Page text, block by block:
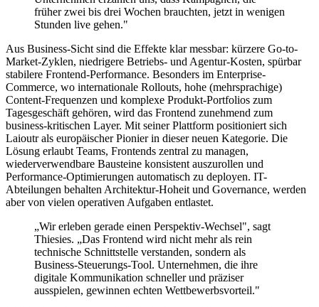
früher zwei bis drei Wochen brauchten, jetzt in wenigen
Stunden live gehen."
Aus Business-Sicht sind die Effekte klar messbar: kürzere Go-to-
Market-Zyklen, niedrigere Betriebs- und Agentur-Kosten, spürbar
stabilere Frontend-Performance. Besonders im Enterprise-
Commerce, wo internationale Rollouts, hohe (mehrsprachige)
Content-Frequenzen und komplexe Produkt-Portfolios zum
Tagesgeschäft gehören, wird das Frontend zunehmend zum
business-kritischen Layer. Mit seiner Plattform positioniert sich
Laioutr als europäischer Pionier in dieser neuen Kategorie. Die
Lösung erlaubt Teams, Frontends zentral zu managen,
wiederverwendbare Bausteine konsistent auszurollen und
Performance-Optimierungen automatisch zu deployen. IT-
Abteilungen behalten Architektur-Hoheit und Governance, werden
aber von vielen operativen Aufgaben entlastet.
„Wir erleben gerade einen Perspektiv-Wechsel", sagt
Thiesies. „Das Frontend wird nicht mehr als rein
technische Schnittstelle verstanden, sondern als
Business-Steuerungs-Tool. Unternehmen, die ihre
digitale Kommunikation schneller und präziser
ausspielen, gewinnen echten Wettbewerbsvorteil."